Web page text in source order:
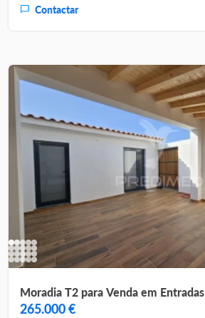
Contactar
Moradia T2 para Venda em Entradas
265.000 €